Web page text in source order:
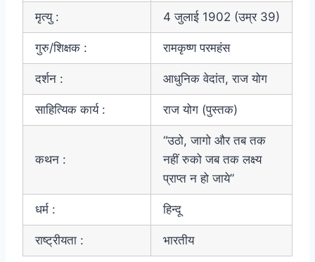
मृत्यु : 4 जुलाई 1902 (उम्र 39)
गुरु/शिक्षक : रामकृष्ण परमहंस
दर्शन : आधुनिक वेदांत, राज योग
साहित्यिक कार्य : राज योग (पुस्तक)
कथन :
“उठो, जागो और तब तक
नहीं रुको जब तक लक्ष्य
प्राप्त न हो जाये”
धर्म : हिन्दू
राष्ट्रीयता : भारतीय